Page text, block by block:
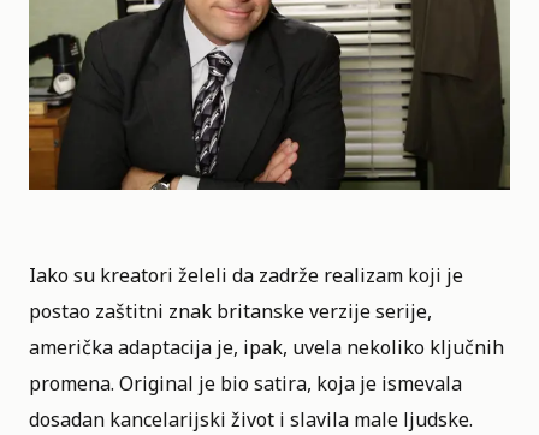
Iako su kreatori želeli da zadrže realizam koji je
postao zaštitni znak britanske verzije serije,
američka adaptacija je, ipak, uvela nekoliko ključnih
promena. Original je bio satira, koja je ismevala
dosadan kancelarijski život i slavila male ljudske.